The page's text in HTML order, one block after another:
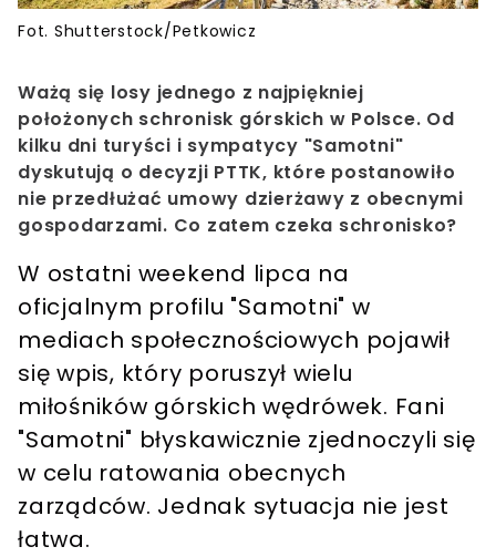
Fot. Shutterstock/Petkowicz
Ważą się losy jednego z najpiękniej
położonych schronisk górskich w Polsce. Od
kilku dni turyści i sympatycy "Samotni"
dyskutują o decyzji PTTK, które postanowiło
nie przedłużać umowy dzierżawy z obecnymi
gospodarzami. Co zatem czeka schronisko?
W ostatni weekend lipca na
oficjalnym profilu "Samotni" w
mediach społecznościowych pojawił
się wpis, który poruszył wielu
miłośników górskich wędrówek. Fani
"Samotni" błyskawicznie zjednoczyli się
w celu ratowania obecnych
zarządców. Jednak sytuacja nie jest
łatwa.